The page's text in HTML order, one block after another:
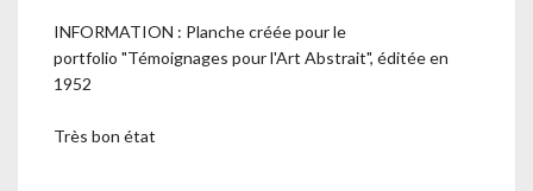
INFORMATION : Planche créée pour le
portfolio "Témoignages pour l'Art Abstrait", éditée en
1952
Très bon état